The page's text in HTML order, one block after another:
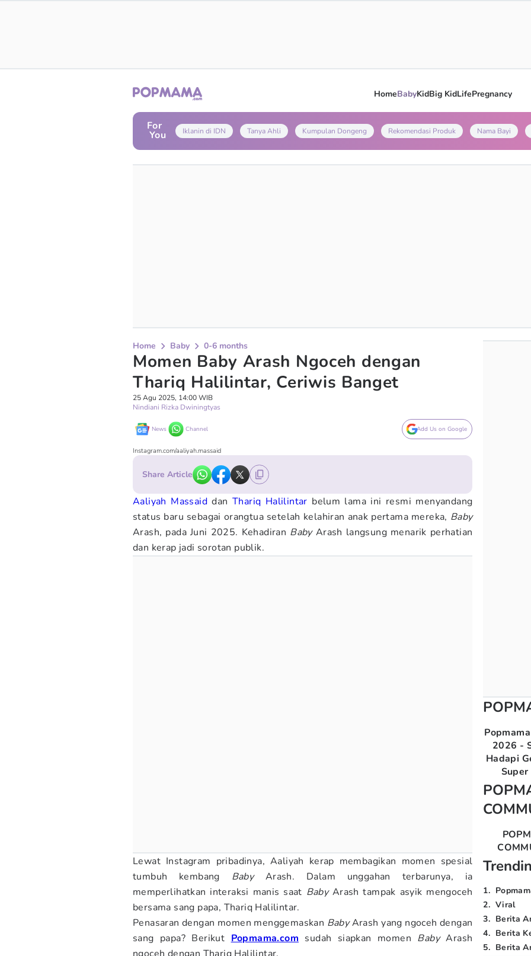
HomeBabyKidBig KidLifePregnancy
For
You Iklanin di IDN Tanya Ahli Kumpulan Dongeng Rekomendasi Produk Nama Bayi
Home Baby 0-6 months
Momen Baby Arash Ngoceh dengan
Thariq Halilintar, Ceriwis Banget
25 Agu 2025, 14:00 WIB
Nindiani Rizka Dwiningtyas
News Channel Add Us on Google
Instagram.com/aaliyah.massaid
Share Article
Aaliyah Massaiddan Thariq Halilintar belum lama ini resmi menyandang
status baru sebagai orangtua setelah kelahiran anak pertama mereka, Baby
Arash, pada Juni 2025. Kehadiran BabyArash langsung menarik perhatian
dan kerap jadi sorotan publik.
Lewat Instagram pribadinya, Aaliyah kerap membagikan momen spesial
tumbuh kembang BabyArash. Dalam unggahan terbarunya, ia
memperlihatkan interaksi manis saat BabyArash tampak asyik mengoceh
bersama sang papa, Thariq Halilintar.
Penasaran dengan momen menggemaskan BabyArash yang ngoceh dengan
sang papa? Berikut Popmama.com sudah siapkan momen BabyArash
2026 -
Hadapi
1.
2. Viral
3. Berita
4. Berita
5. Berita